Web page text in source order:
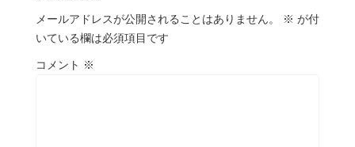
メールアドレスが公開されることはありません。 ※ が付
いている欄は必須項目です
コメント ※